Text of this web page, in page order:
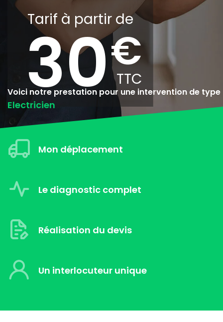
Tarif à partir de
30
Voici notre prestation pour une intervention de type
Electricien
Mon déplacement
Le diagnostic complet
Réalisation du devis
Un interlocuteur unique